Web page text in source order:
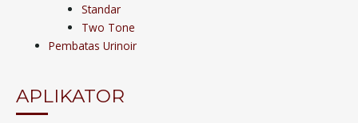
Standar
Two Tone
Pembatas Urinoir
APLIKATOR